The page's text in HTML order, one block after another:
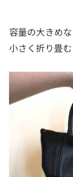
容量の大きめ
小さく折り畳む